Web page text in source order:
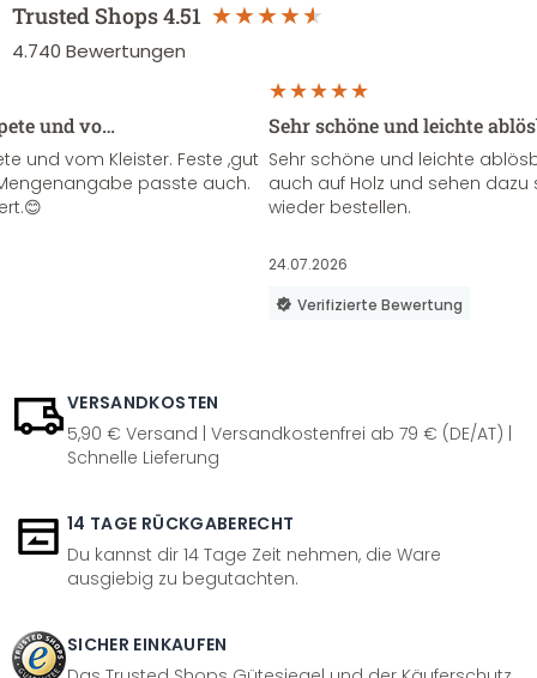
Trusted Shops4.51
4.740 Bewertungen
und vo…
und vom Kleister. Feste ,gut
passte auch.
Sehr schöne und leichte
Sehr schöne und leichte
auch auf Holz und sehen
wieder bestellen.
24.07.2026
Verifizierte Bewertung
VERSANDKOSTEN
5,90 € Versand | Versandkostenfrei ab 79 € (DE/AT) |
Schnelle Lieferung
14 TAGE RÜCKGABERECHT
Du kannst dir 14 Tage Zeit nehmen, die Ware
ausgiebig zu begutachten.
SICHER EINKAUFEN